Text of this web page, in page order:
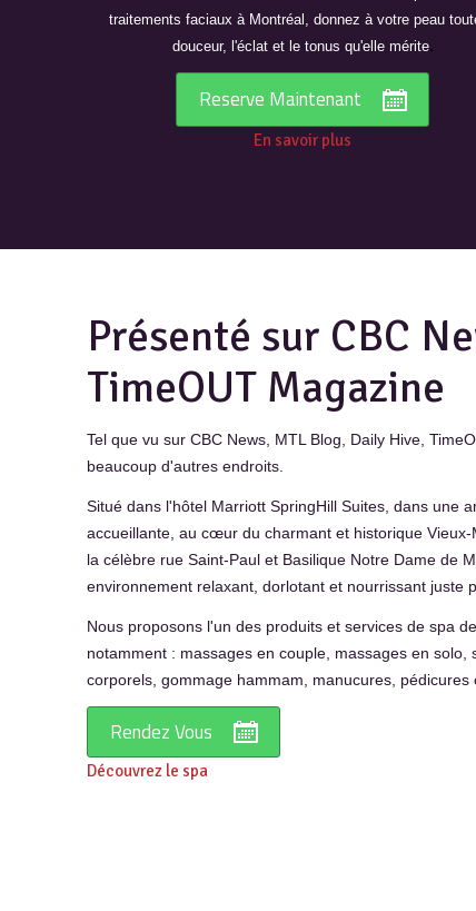
traitements faciaux à Montréal, donnez à votre peau
douceur, l'éclat et le tonus qu'elle mérite.
Reserve Maintenant
En savoir plus
Présenté sur CBC
TimeOUT Magazine
Tel que vu sur CBC News, MTL Blog, Daily Hive,
beaucoup d'autres endroits.
Situé dans l'hôtel Marriott SpringHill Suites, dans une
accueillante, au cœur du charmant et historique
la célèbre rue Saint-Paul et Basilique Notre Dame de
environnement relaxant, dorlotant et nourrissant juste
Nous proposons l'un des produits et services de spa
notamment : massages en couple, massages en solo,
corporels, gommage hammam, manucures, pédicures
Rendez Vous
Découvrez le spa